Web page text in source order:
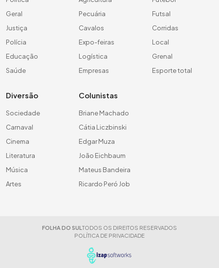
Geral
Justiça
Polícia
Educação
Saúde
Pecuária
Cavalos
Expo-feiras
Logística
Empresas
Futsal
Corridas
Local
Grenal
Esporte total
Diversão
Sociedade
Carnaval
Cinema
Literatura
Música
Artes
Colunistas
Briane Machado
Cátia Liczbinski
Edgar Muza
João Eichbaum
Mateus Bandeira
Ricardo Peró Job
FOLHA DO SUL TODOS OS DIREITOS RESERVADOS
POLÍTICA DE PRIVACIDADE